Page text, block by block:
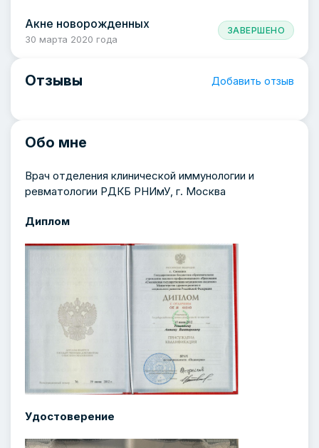
Акне новорожденных
30 марта 2020 года
ЗАВЕРШЕНО
Отзывы Добавить отзыв
Обо мне
Врач отделения клинической иммунологии и
ревматологии РДКБ РНИмУ, г. Москва
Диплом
Удостоверение